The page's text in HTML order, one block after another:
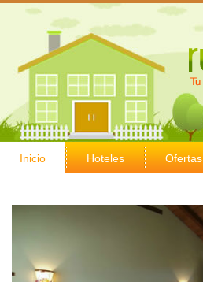
Inicio Hoteles Ofertas